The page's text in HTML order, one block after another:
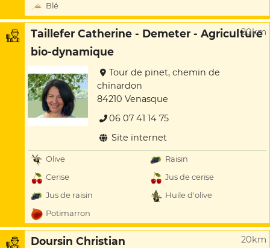
Blé
Taillefer Catherine - Demeter - Agriculture
bio-dynamique
20km
Tour de pinet, chemin de
chinardon
84210 Venasque
06 07 41 14 75
Site internet
Olive
Raisin
Cerise
Jus de cerise
Jus de raisin
Huile d'olive
Potimarron
Doursin Christian 20km